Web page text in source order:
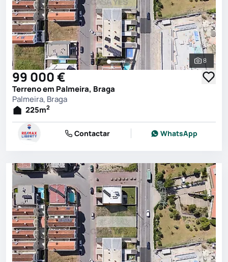
Ver
8
99 000 €
Terreno em Palmeira, Braga
Palmeira, Braga
225m2
Contactar WhatsApp